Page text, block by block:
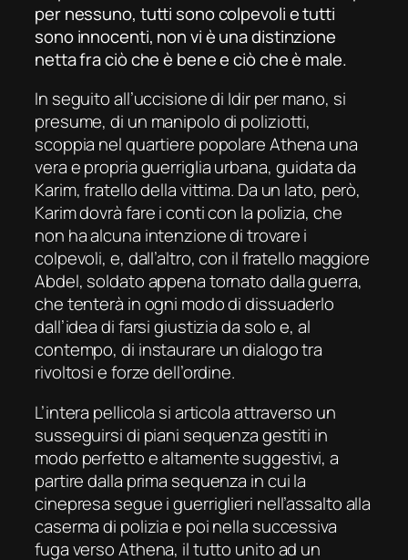
per nessuno, tutti sono colpevoli e tutti
sono innocenti, non vi è una distinzione
netta fra ciò che è bene e ciò che è male.
In seguito all’uccisione di Idir per mano, si
presume, di un manipolo di poliziotti,
scoppia nel quartiere popolare Athena una
vera e propria guerriglia urbana, guidata da
Karim, fratello della vittima. Da un lato, però,
Karim dovrà fare i conti con la polizia, che
non ha alcuna intenzione di trovare i
colpevoli, e, dall’altro, con il fratello maggiore
Abdel, soldato appena tornato dalla guerra,
che tenterà in ogni modo di dissuaderlo
dall’idea di farsi giustizia da solo e, al
contempo, di instaurare un dialogo tra
rivoltosi e forze dell’ordine.
L’intera pellicola si articola attraverso un
susseguirsi di piani sequenza gestiti in
modo perfetto e altamente suggestivi, a
partire dalla prima sequenza in cui la
cinepresa segue i guerriglieri nell’assalto alla
caserma di polizia e poi nella successiva
fuga verso Athena, il tutto unito ad un